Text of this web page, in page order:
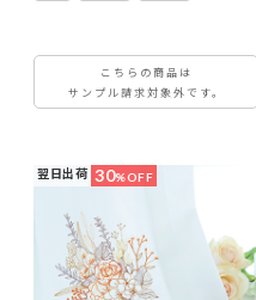
こちらの商品は
サンプル請求対象外です。
翌日出荷 30%OFF